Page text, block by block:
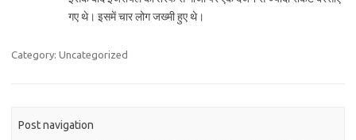
गए थे। इसमें चार लोग जख्मी हुए थे।
Category: Uncategorized
Post navigation